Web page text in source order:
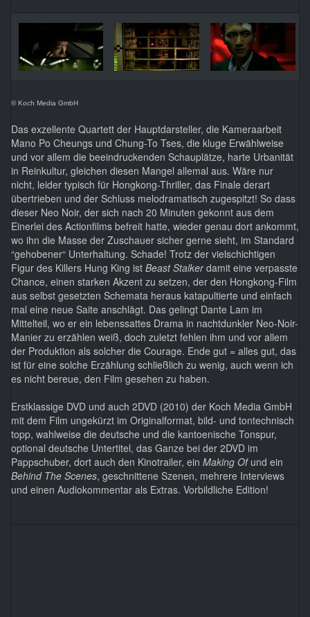
© Koch Media GmbH
Das exzellente Quartett der Hauptdarsteller, die Kameraarbeit
Mano Po Cheungs und Chung-To Tses, die kluge Erwählweise
und vor allem die beeindruckenden Schauplätze, harte Urbanität
in Reinkultur, gleichen diesen Mangel allemal aus. Wäre nur
nicht, leider typisch für Hongkong-Thriller, das Finale derart
übertrieben und der Schluss melodramatisch zugespitzt! So dass
dieser Neo Noir, der sich nach 20 Minuten gekonnt aus dem
Einerlei des Actionfilms befreit hatte, wieder genau dort ankommt,
wo ihn die Masse der Zuschauer sicher gerne sieht, im Standard
“gehobener“ Unterhaltung. Schade! Trotz der vielschichtigen
Figur des Killers Hung King ist Beast Stalkerdamit eine verpasste
Chance, einen starken Akzent zu setzen, der den Hongkong-Film
aus selbst gesetzten Schemata heraus katapultierte und einfach
mal eine neue Saite anschlägt. Das gelingt Dante Lam im
Mittelteil, wo er ein lebenssattes Drama in nachtdunkler Neo-Noir-
Manier zu erzählen weiß, doch zuletzt fehlen ihm und vor allem
der Produktion als solcher die Courage. Ende gut = alles gut, das
ist für eine solche Erzählung schließlich zu wenig, auch wenn ich
es nicht bereue, den Film gesehen zu haben.
Erstklassige DVD und auch 2DVD (2010) der Koch Media GmbH
mit dem Film ungekürzt im Originalformat, bild- und tontechnisch
topp, wahlweise die deutsche und die kantoenische Tonspur,
optional deutsche Untertitel, das Ganze bei der 2DVD im
Pappschuber, dort auch den Kinotrailer, ein Making Of und ein
Behind The Scenes, geschnittene Szenen, mehrere Interviews
und einen Audiokommentar als Extras. Vorbildliche Edition!